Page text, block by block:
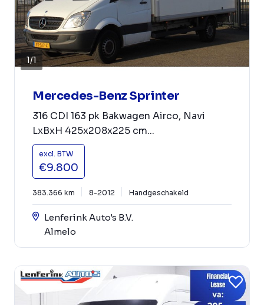
1/1
Mercedes-Benz Sprinter
316 CDI 163 pk Bakwagen Airco, Navi
LxBxH 425x208x225 cm...
excl. BTW
€9.800
383.366 km 8-2012 Handgeschakeld
Lenferink Auto's B.V.
Almelo